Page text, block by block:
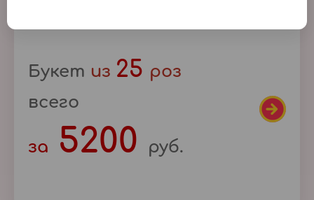
Букет из 25 роз
всего
за 5200 руб.